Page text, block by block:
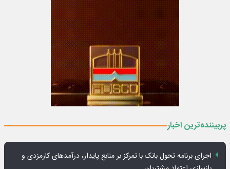
پربیننده‌ترین اخبار
اجرای برنامه تحول بانک با تمرکز بر منابع پایدار، درآمدهای کارمزدی و